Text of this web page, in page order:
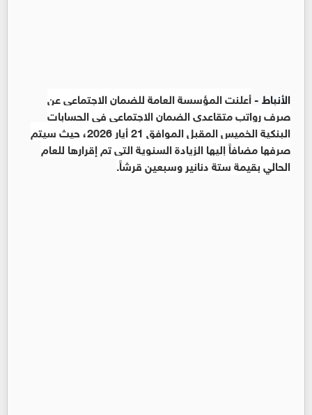
الأنباط -أعلنت المؤسسة العامة للضمان الاجتماعي عن
صرف رواتب متقاعدي الضمان الاجتماعي في الحسابات
البنكية الخميس المقبل الموافق 21 أيار 2026، حيث سيتم
صرفها مضافاً إليها الزيادة السنوية التي تم إقرارها للعام
الحالي بقيمة ستة دنانير وسبعين قرشاً.